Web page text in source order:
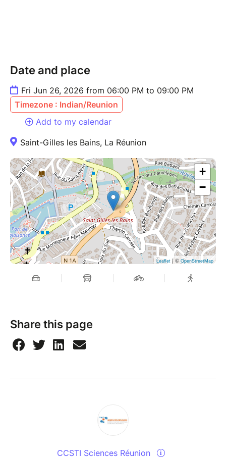
Date and place
Fri Jun 26, 2026 from 06:00 PM to 09:00 PM
Timezone : Indian/Reunion
Add to my calendar
Saint-Gilles les Bains, La Réunion
+
−
Leaflet | © OpenStreetMap
Share this page
CCSTI Sciences Réunion